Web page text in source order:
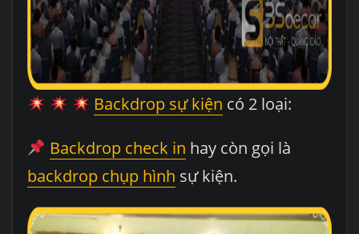
Backdrop sự kiện có 2 loại:
Backdrop check in hay còn gọi là
backdrop chụp hình sự kiện.